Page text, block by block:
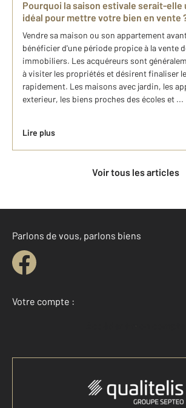
Pourquoi la saison estivale serait-elle
idéal pour mettre votre bien en vente
Vendre sa maison ou son appartement
bénéficier d'une période propice à la vente
immobiliers. Les acquéreurs sont
à visiter les propriétés et désirent finaliser
rapidement. Les maisons avec jardin, les
exterieur, les biens proches des écoles et ...
Lire plus
Voir tous les articles
Parlons de vous, parlons biens
Votre compte :
Accéder à mon compte